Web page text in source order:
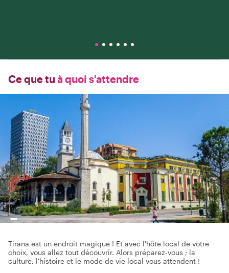
Ce que tu à quoi s'attendre
Tirana est un endroit magique ! Et avec l'hôte local de votre
choix, vous allez tout découvrir. Alors préparez-vous ; la
culture, l'histoire et le mode de vie local vous attendent !